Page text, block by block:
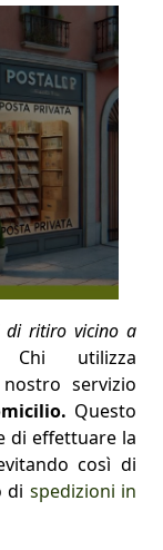
cm
cm
di ritiro vicino a
utilizza
servizio
Questo
di effettuare la
così di
di spedizioni in